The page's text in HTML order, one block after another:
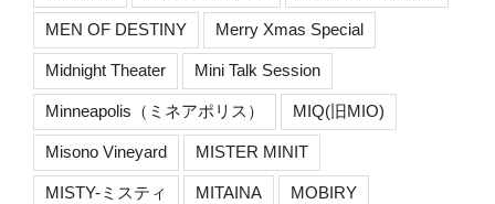
MEN OF DESTINY Merry Xmas Special
Midnight Theater Mini Talk Session
Minneapolis（ミネアポリス） MIQ(旧MIO)
Misono Vineyard MISTER MINIT
MISTY-ミスティ MITAINA MOBIRY